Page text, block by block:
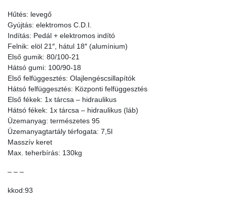
Hűtés: levegő
Gyújtás: elektromos C.D.I.
Indítás: Pedál + elektromos indító
Felnik: elöl 21″, hátul 18″ (alumínium)
Első gumik: 80/100-21
Hátsó gumi: 100/90-18
Első felfüggesztés: Olajlengéscsillapítók
Hátsó felfüggesztés: Központi felfüggesztés
Első fékek: 1x tárcsa – hidraulikus
Hátsó fékek: 1x tárcsa – hidraulikus (láb)
Üzemanyag: természetes 95
Üzemanyagtartály térfogata: 7,5l
Masszív keret
Max. teherbírás: 130kg
– – –
kkod:93